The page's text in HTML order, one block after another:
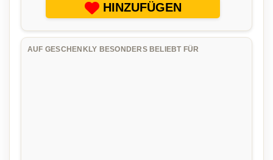
HINZUFÜGEN
AUF GESCHENKLY BESONDERS BELIEBT FÜR